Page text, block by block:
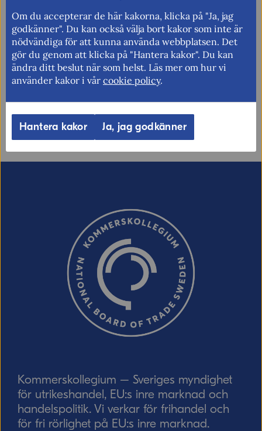
Berätta gärna vad vi kan göra för att
förbättra den här sidan.
Ordverifiering Uppdatera captcha
Kommerskollegium – Sveriges myndighet
för utrikeshandel, EU:s inre marknad och
handelspolitik. Vi verkar för frihandel och
för fri rörlighet på EU:s inre marknad.
Om du accepterar de här kakorna, klicka på "Ja, jag
godkänner". Du kan också välja bort kakor som inte är
nödvändiga för att kunna använda webbplatsen. Det
gör du genom att klicka på "Hantera kakor". Du kan
ändra ditt beslut när som helst. Läs mer om hur vi
använder kakor i vår cookie policy.
Hantera kakor Ja, jag godkänner